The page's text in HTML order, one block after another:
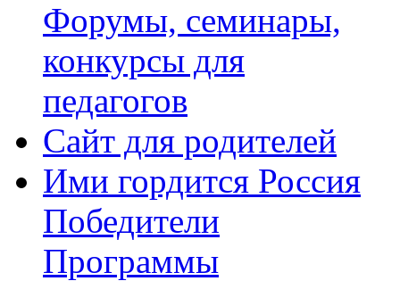
Форумы, семинары,
конкурсы для
педагогов
Сайт для родителей
Ими гордится Россия
Победители
Программы